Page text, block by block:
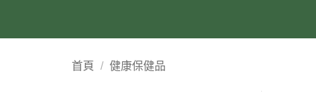
首頁 / 健康保健品